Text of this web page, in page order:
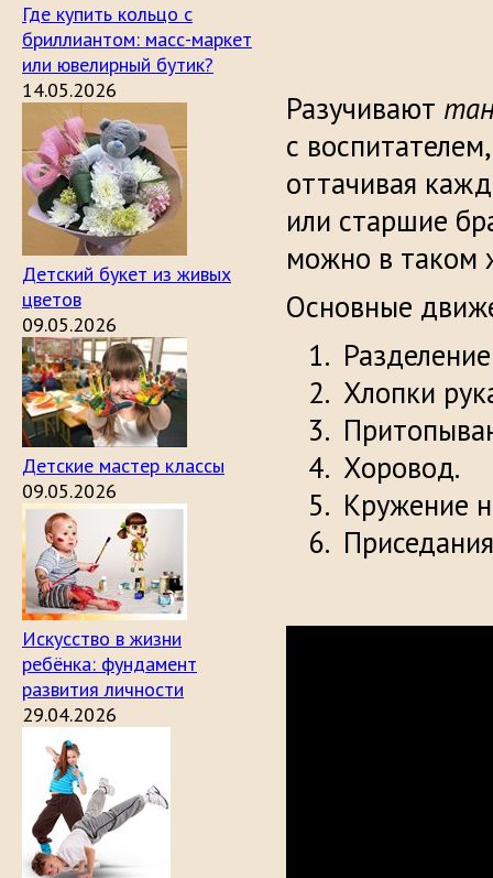
Где купить кольцо с
бриллиантом: масс-маркет
или ювелирный бутик?
14.05.2026
Детский букет из живых
цветов
09.05.2026
Детские мастер классы
09.05.2026
Искусство в жизни
ребёнка: фундамент
развития личности
29.04.2026
Разучивают
с
оттачивая
или старшие
можно в таком
Основные
Хлопки
Хоровод.
Кружение